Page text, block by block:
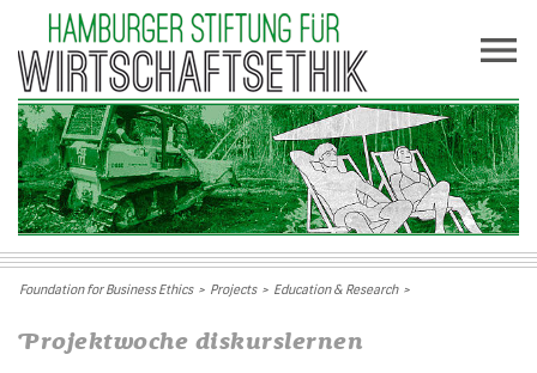
Foundation for Business Ethics> Projects> Education & Research>
Projektwoche diskurslernen